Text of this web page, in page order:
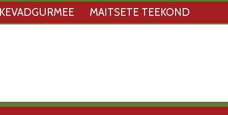
MAITSETE TEEKOND